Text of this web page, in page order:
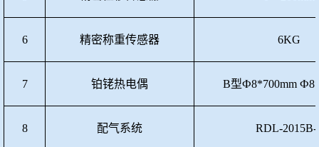
6 精密称重传感器 6KG
7 铂铑热电偶 B型Ф8*700mm
8 配气系统 RDL-2015B-